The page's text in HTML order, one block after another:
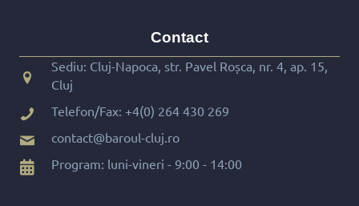
Contact
Sediu: Cluj-Napoca, str. Pavel Roșca, nr. 4, ap. 15,
Cluj
Telefon/Fax: +4(0) 264 430 269
contact@baroul-cluj.ro
Program: luni-vineri - 9:00 - 14:00